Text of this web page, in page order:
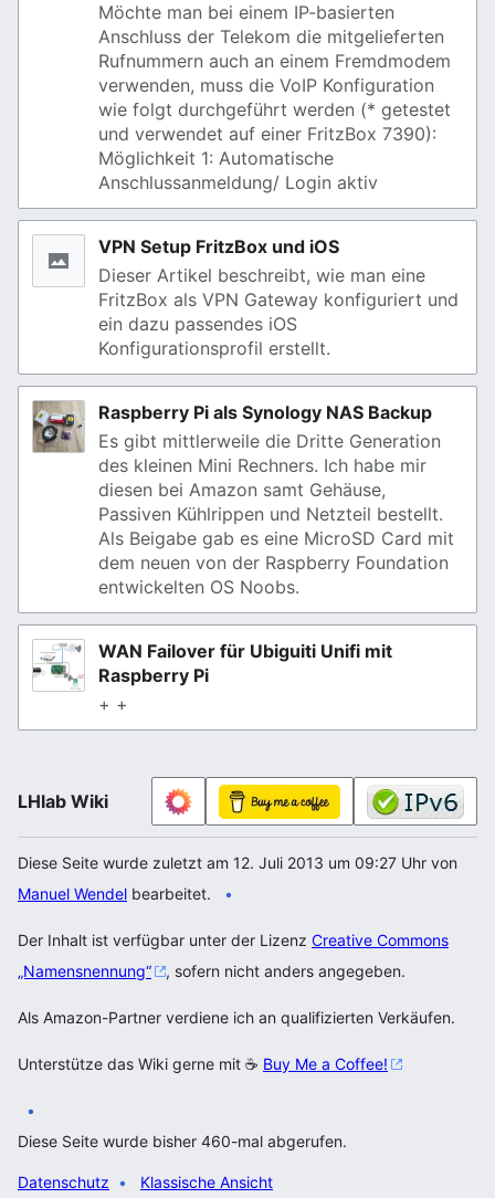
Möchte man bei einem IP-basierten
Anschluss der Telekom die mitgelieferten
Rufnummern auch an einem Fremdmodem
verwenden, muss die VoIP Konfiguration
wie folgt durchgeführt werden (* getestet
und verwendet auf einer FritzBox 7390):
Möglichkeit 1: Automatische
Anschlussanmeldung/ Login aktiv
VPN Setup FritzBox und iOS
Dieser Artikel beschreibt, wie man eine
FritzBox als VPN Gateway konfiguriert und
ein dazu passendes iOS
Konfigurationsprofil erstellt.
Raspberry Pi als Synology NAS Backup
Es gibt mittlerweile die Dritte Generation
des kleinen Mini Rechners. Ich habe mir
diesen bei Amazon samt Gehäuse,
Passiven Kühlrippen und Netzteil bestellt.
Als Beigabe gab es eine MicroSD Card mit
dem neuen von der Raspberry Foundation
entwickelten OS Noobs.
WAN Failover für Ubiguiti Unifi mit
Raspberry Pi
+ +
LHlab Wiki
Diese Seite wurde zuletzt am 12. Juli 2013 um 09:27 Uhr von
Manuel Wendel bearbeitet.
Der Inhalt ist verfügbar unter der Lizenz Creative Commons
„Namensnennung“
, sofern nicht anders angegeben.
Als Amazon-Partner verdiene ich an qualifizierten Verkäufen.
Unterstütze das Wiki gerne mit ☕ Buy Me a Coffee!
Diese Seite wurde bisher 460-mal abgerufen.
Datenschutz Klassische Ansicht